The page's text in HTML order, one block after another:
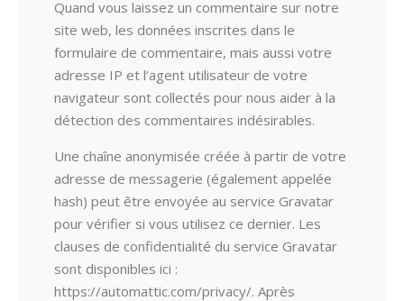
Quand vous laissez un commentaire sur notre
site web, les données inscrites dans le
formulaire de commentaire, mais aussi votre
adresse IP et l’agent utilisateur de votre
navigateur sont collectés pour nous aider à la
détection des commentaires indésirables.
Une chaîne anonymisée créée à partir de votre
adresse de messagerie (également appelée
hash) peut être envoyée au service Gravatar
pour vérifier si vous utilisez ce dernier. Les
clauses de confidentialité du service Gravatar
sont disponibles ici :
https://automattic.com/privacy/. Après